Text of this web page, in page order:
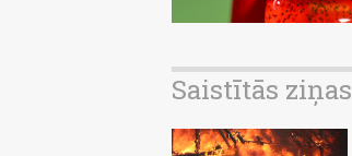
Saistītās ziņas